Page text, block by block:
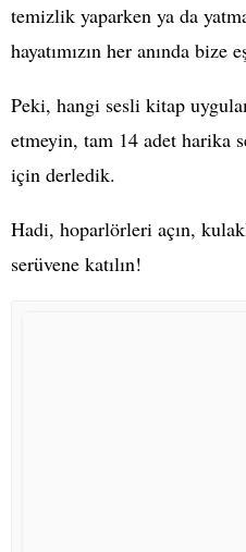
temizlik yaparken ya da
hayatımızın her anında bize
Peki, hangi sesli kitap
etmeyin, tam 14 adet harika
için derledik.
Hadi, hoparlörleri açın,
serüvene katılın!